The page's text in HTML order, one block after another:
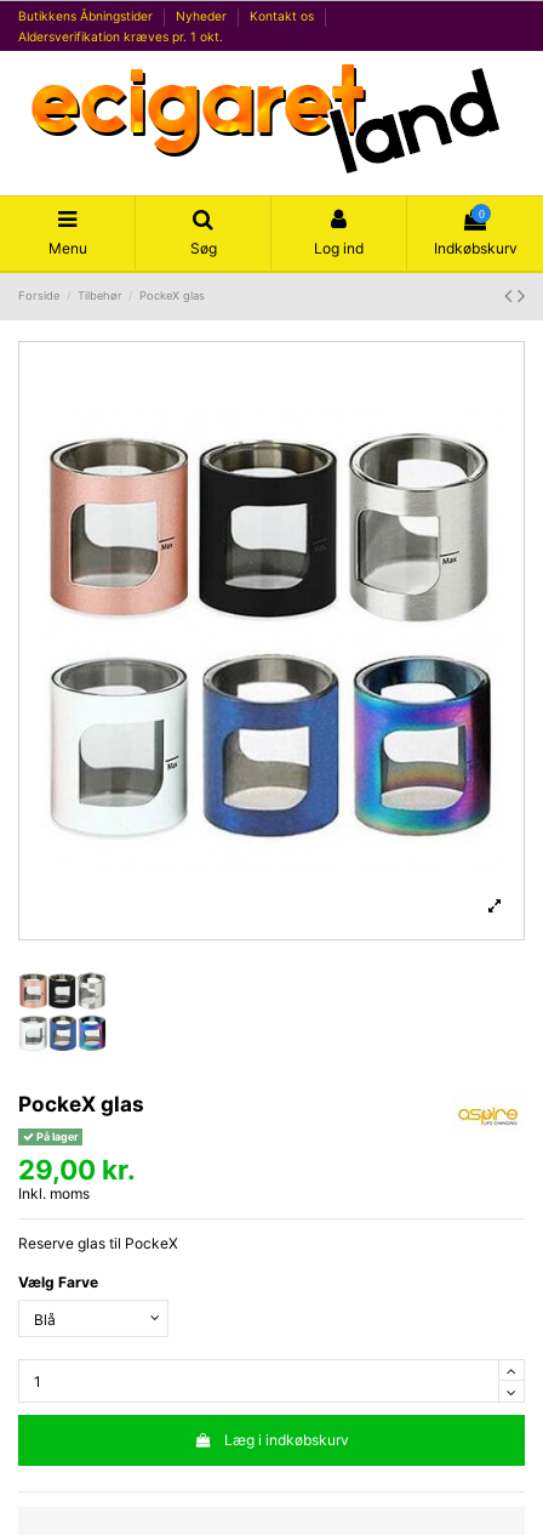
Butikkens Åbningstider Nyheder
Kontakt os
Aldersverifikation kræves pr. 1 okt.
Menu Søg Log ind
0
Indkøbskurv
Forside Tilbehør PockeX glas
PockeX glas
På lager
29,00 kr.
Inkl. moms
Reserve glas til PockeX
Vælg Farve
Læg i indkøbskurv